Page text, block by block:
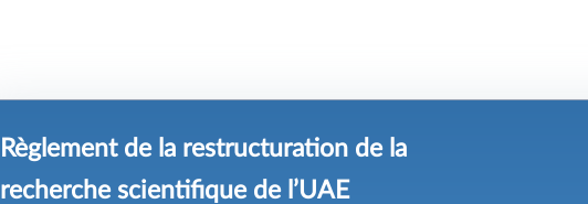
Règlement de la restructuration de la
recherche scientifique de l’UAE